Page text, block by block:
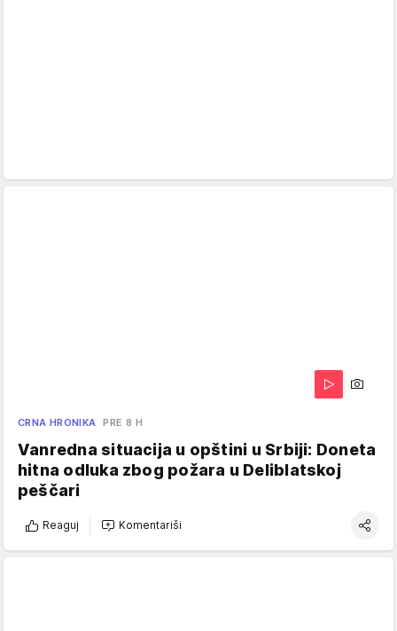
CRNA HRONIKA PRE 8 H
Vanredna situacija u opštini u Srbiji: Doneta
hitna odluka zbog požara u Deliblatskoj
peščari
Reaguj Komentariši